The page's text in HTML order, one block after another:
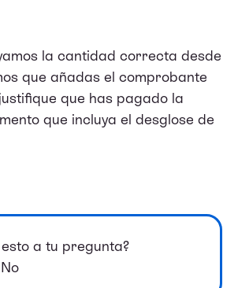
la cantidad correcta desde
que añadas el comprobante
que has pagado la
que incluya el desglose de
a tu pregunta?
No